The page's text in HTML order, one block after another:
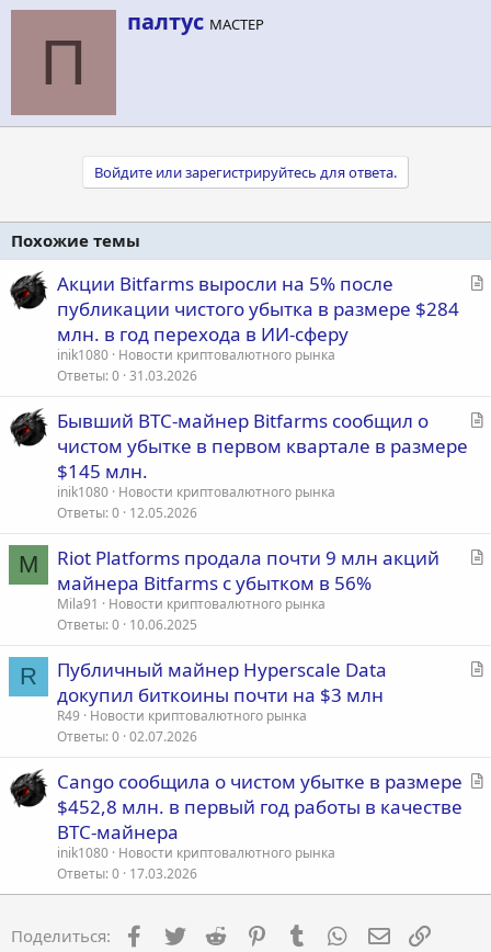
П
А
впалтус МАСТЕР
Войдите или зарегистрируйтесь для ответа.
Похожие темы
С
Акции Bitfarms выросли на 5% после
публикации чистого убытка в размере $284
млн. в год перехода в ИИ-сферу
inik1080 Новости криптовалютного рынка
Ответы 0 31.03.2026
С
Бывший BTC-майнер Bitfarms сообщил о
чистом убытке в первом квартале в размере
$145 млн.
inik1080 Новости криптовалютного рынка
Ответы 0 12.05.2026
M
С
я
Riot Platforms продала почти 9 млн акций
майнера Bitfarms с убытком в 56%
Mila91
Новости криптовалютного рынка
Ответы 0 10.06.2025
R
С
я
Публичный майнер Hyperscale Data
докупил биткоины почти на $3 млн
R49
Новости криптовалютного рынка
Ответы 0 02.07.2026
С
я
Cango сообщила о чистом убытке в размере
$452,8 млн. в первый год работы в качестве
BTC-майнера
inik1080 Новости криптовалютного рынка
Ответы 0 17.03.2026
Поделиться: Facebook
Twitter Reddit PinterestTumblr WhatsApp